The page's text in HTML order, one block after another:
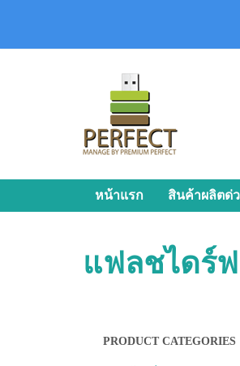
หน้าแรก สินค้าผลิตด่
แฟลชไดร์
PRODUCT CATEGORIES